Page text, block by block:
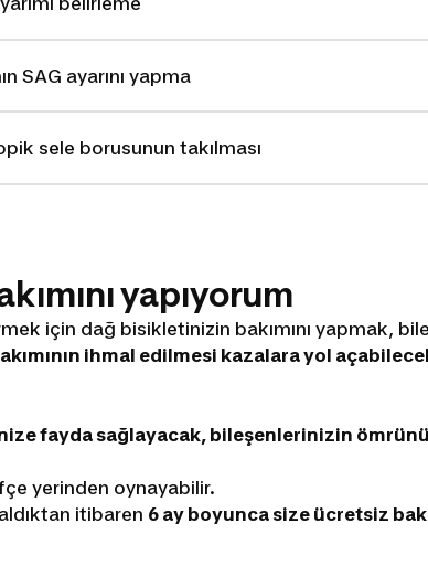
SAG ayarını yapma
sele borusunun takılması
yapıyorum
için dağ bisikletinizin bakımını yapmak,
ihmal edilmesi kazalara yol
fayda sağlayacak, bileşenlerinizin
yerinden oynayabilir.
itibaren 6 ay boyunca size ücretsiz